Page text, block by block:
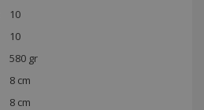
10
10
580 gr
8 cm
8 cm